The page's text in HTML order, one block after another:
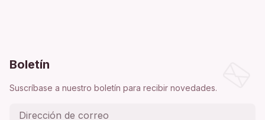
Boletín
Suscríbase a nuestro boletín para recibir novedades.